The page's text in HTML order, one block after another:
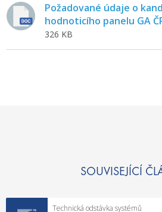
Požadované údaje o
hodnoticího panelu GA
326 KB
SOUVISEJÍCÍ
Technická odstávka systémů